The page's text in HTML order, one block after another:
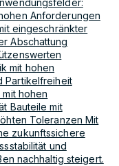
Anforderungen
eingeschränkter
Abschattung
mit hohen
Partikelfreiheit
hohen
Bauteile mit
Toleranzen Mit
zukunftssichere
und
nachhaltig steigert.